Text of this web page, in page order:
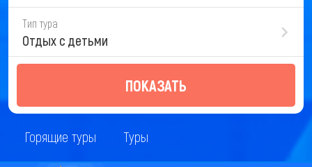
Тип тура
Отдых с детьми
ПОКАЗАТЬ
Горящие туры Туры